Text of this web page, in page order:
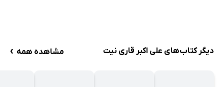
دیگر کتاب‌های علی اکبر قاری نیت مشاهده همه ›